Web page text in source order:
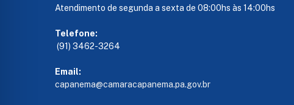
Atendimento de segunda a sexta de 08:00hs às 14:00hs
Telefone:
(91) 3462-3264
Email:
capanema@camaracapanema.pa.gov.br